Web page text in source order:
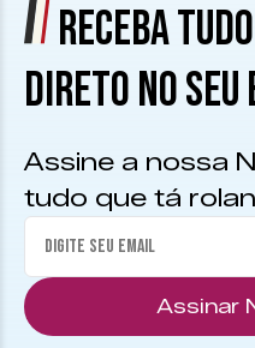
RECEBA
DIRETO NO
Assine a nossa
tudo que tá
Assinar